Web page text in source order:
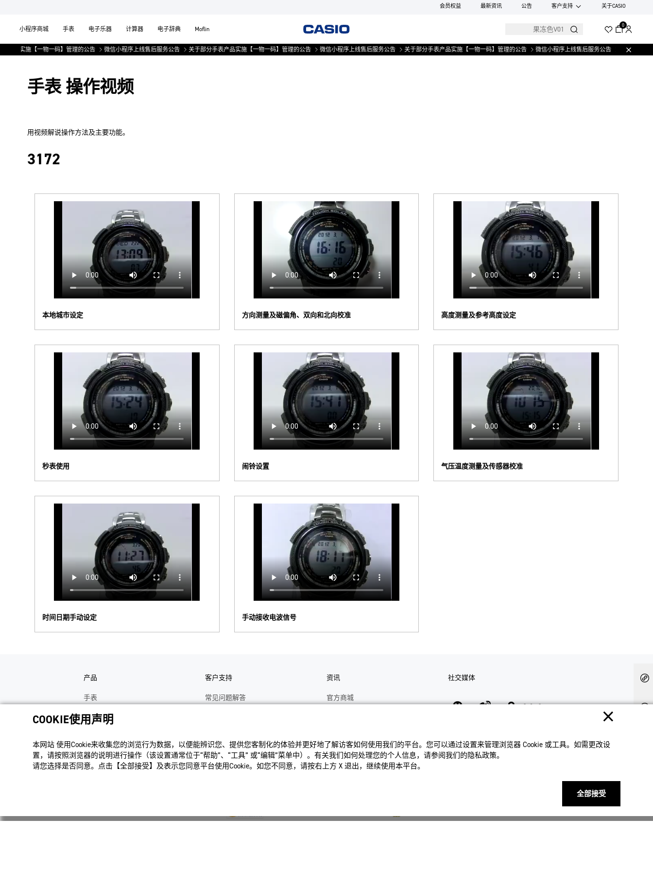
会员权益 最新资讯 公告 客户支持 关于CASIO
小程序商城 手表 电子乐器 计算器 电子辞典 Moflin
0
品实施【一物一码】管理的公告 微信小程序上线售后服务公告 关于部分手表产品实施【一物一码】管理的公告 微信小程序上线售后服务公告 关于部分手表产品实施【一物一码】管理的公告 微信小程序上线售后服务公告 关于部分手表
手表 操作视频
用视频解说操作方法及主要功能。
3172
本地城市设定 方向测量及磁偏角、双向和北向校准 高度测量及参考高度设定
秒表使用 闹铃设置 气压温度测量及传感器校准
时间日期手动设定 手动接收电波信号
产品
手表
电子乐器
办公计算器
电子辞典
客户支持
常见问题解答
维修
修理状态查询
资讯
官方商城
最新资讯
公告
社交媒体
COOKIE使用声明
本网站 使⽤Cookie来收集您的浏览⾏为数据，以便能辨识您、提供您客制化的体验并更好地了解访客如何使⽤我们的平台。您可以通过设置来管理浏览器 Cookie 或⼯具。如需更改设
置，请按照浏览器的说明进⾏操作（该设置通常位于“帮助”、“⼯具” 或“编辑”菜单中）。有关我们如何处理您的个⼈信息，请参阅我们的隐私政策。
请您选择是否同意。点击【全部接受】及表示您同意平台使用Cookie。如您不同意，请按右上⽅ X 退出，继续使⽤本平台。
全部接受